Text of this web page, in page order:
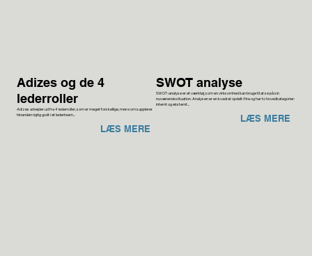
Adizes og de 4
lederroller
Adizes arbejder ud fra 4 lederroller, som er meget forskellige, men som supplerer
hinanden rigtig godt i et lederteam...
LÆS MERE
SWOT analyse
SWOT-analyse er et værktøj, som en virksomhed kan bruge til at se på sin
nuværende situation. Analysen er en kvadrat opdelt i fire og har to hovedkategorier:
internt og eksternt...
LÆS MERE